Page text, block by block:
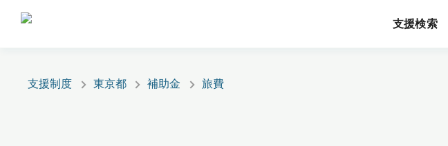
支援検索
支援制度 東京都 補助金 旅費